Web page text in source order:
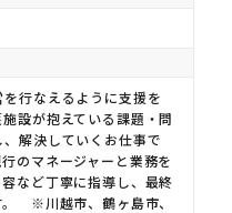
行なえるように支援を
設が抱えている課題・問
解決していくお仕事で
のマネージャーと業務を
など丁寧に指導し、最終
。 ※川越市、鶴ヶ島市、